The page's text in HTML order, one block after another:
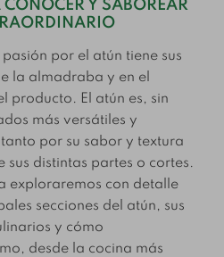
CONOCER Y SABOREAR
por el atún tiene sus
la almadraba y en el
producto. El atún es, sin
más versátiles y
por su sabor y textura
sus distintas partes o cortes.
exploraremos con detalle
secciones del atún, sus
y cómo
desde la cocina más